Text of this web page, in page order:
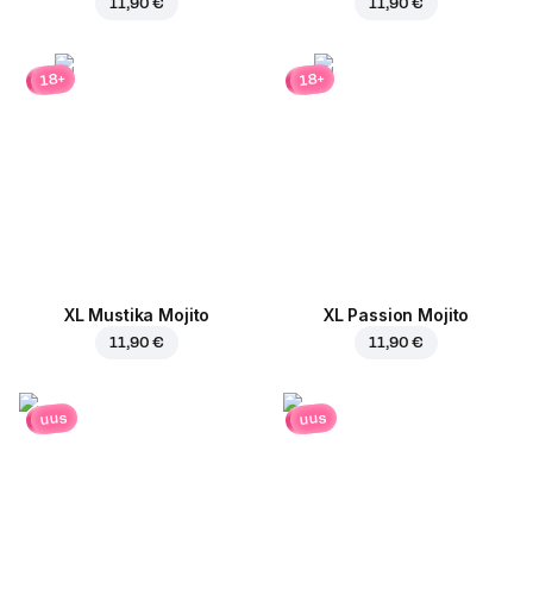
18+
XL Mustika Mojito
11,90 €
18+
XL Passion Mojito
11,90 €
uus uus